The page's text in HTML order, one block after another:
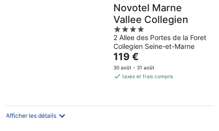
Novotel Marne
Vallee Collegien
4
out
of
5
2 Allee des Portes de la Foret
Collegien Seine-et-Marne
Le
prix
est
par
119 €
30 août - 31 août
taxes et frais compris
Afficher les détails